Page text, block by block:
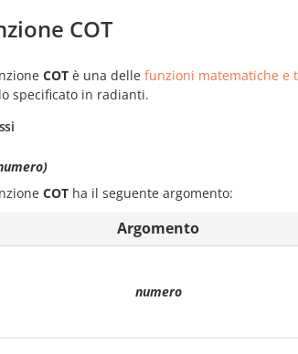
COT
COT è una delle funzioni matematiche e
specificato in radianti.
COT ha il seguente argomento:
Argomento
numero